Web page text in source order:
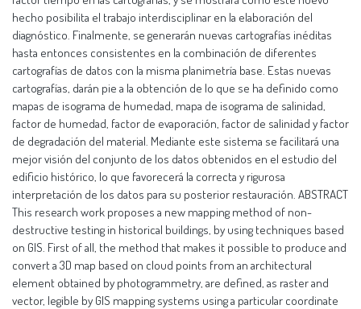
hecho posibilita el trabajo interdisciplinar en la elaboración del
diagnóstico. Finalmente, se generarán nuevas cartografías inéditas
hasta entonces consistentes en la combinación de diferentes
cartografías de datos con la misma planimetría base. Estas nuevas
cartografías, darán pie a la obtención de lo que se ha definido como
mapas de isograma de humedad, mapa de isograma de salinidad,
factor de humedad, factor de evaporación, factor de salinidad y factor
de degradación del material. Mediante este sistema se facilitará una
mejor visión del conjunto de los datos obtenidos en el estudio del
edificio histórico, lo que favorecerá la correcta y rigurosa
interpretación de los datos para su posterior restauración. ABSTRACT
This research work proposes a new mapping method of non-
destructive testing in historical buildings, by using techniques based
on GIS. First of all, the method that makes it possible to produce and
convert a 3D map based on cloud points from an architectural
element obtained by photogrammetry, are defined, as raster and
vector, legible by GIS mapping systems using a particular coordinate